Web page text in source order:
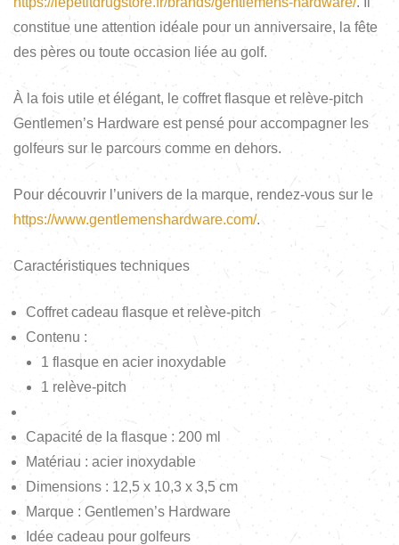
constitue une attention idéale pour un anniversaire, la fête
des pères ou toute occasion liée au golf.
À la fois utile et élégant, le coffret flasque et relève-pitch
Gentlemen’s Hardware est pensé pour accompagner les
golfeurs sur le parcours comme en dehors.
Pour découvrir l’univers de la marque, rendez-vous sur le
https://www.gentlemenshardware.com/.
Caractéristiques techniques
Coffret cadeau flasque et relève-pitch
Contenu :
1 flasque en acier inoxydable
1 relève-pitch
Capacité de la flasque : 200 ml
Matériau : acier inoxydable
Dimensions : 12,5 x 10,3 x 3,5 cm
Marque : Gentlemen’s Hardware
Idée cadeau pour golfeurs